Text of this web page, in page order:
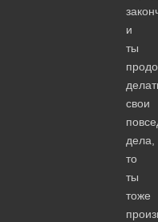
и
ты
свои
дела,
то
ты
тоже